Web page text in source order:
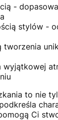
-
stylów -
tworzenia
wyjątkowej
to nie
Ci